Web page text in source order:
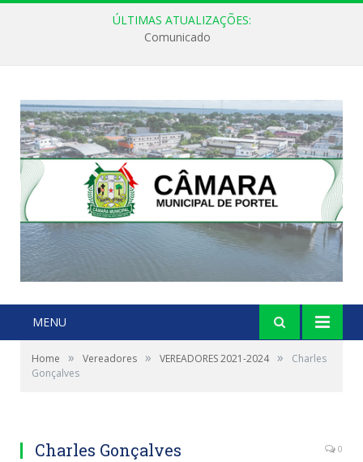
ÚLTIMAS ATUALIZAÇÕES:
Comunicado
MENU
Home » Vereadores » VEREADORES 2021-2024 »
Charles
Gonçalves
Charles Gonçalves 0